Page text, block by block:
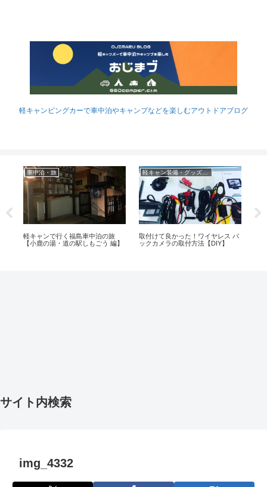
軽キャンピングカーで車中泊やキャンプなどを楽しむアウトドアブログ
車中泊・旅
軽キャンで行く福島車中泊の旅
【小鹿の湯・道の駅しもごう 編】
取付けて良かった！ワイヤレス バ
ックカメラの取付方法【DIY】
サイト内検索
img_4332